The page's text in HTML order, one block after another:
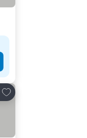
Zu Favoriten hinzufügen